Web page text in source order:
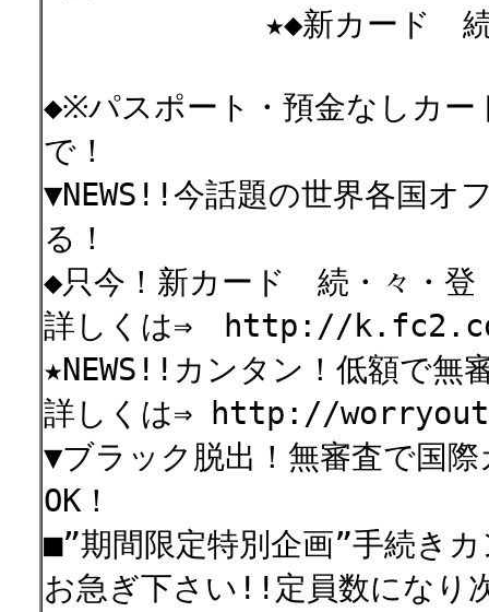
★◆新カード 続・々
◆※パスポート・預金なしカー
で！
▼NEWS!!今話題の世界各国オ
る！
◆只今！新カード 続・々・登
詳しくは⇒ http://
★NEWS!!カンタン！低額で無
詳しくは⇒ http://
▼ブラック脱出！無審査で国
OK！
■”期間限定特別企画”手続き
お急ぎ下さい!!定員数になり